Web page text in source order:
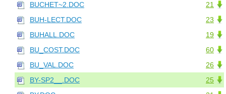
21
BUCHET~2.DOC
23
BUH-LECT.DOC
19
BUHALL.DOC
60
BU_COST.DOC
26
BU_VAL.DOC
25
BY-SP2__.DOC